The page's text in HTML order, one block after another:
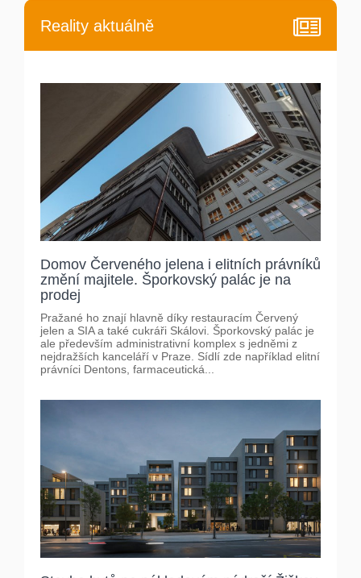
Reality aktuálně
Domov Červeného jelena i elitních právníků
změní majitele. Šporkovský palác je na
prodej
Pražané ho znají hlavně díky restauracím Červený
jelen a SIA a také cukráři Skálovi. Šporkovský palác je
ale především administrativní komplex s jedněmi z
nejdražších kanceláří v Praze. Sídlí zde například elitní
právníci Dentons, farmaceutická...